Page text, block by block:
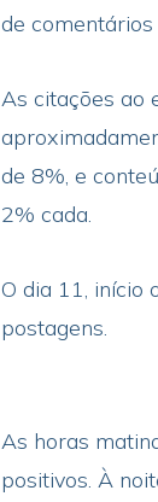
de comentários
As citações ao
de 8%, e
2% cada.
O dia 11, início
postagens.
As horas
positivos. À